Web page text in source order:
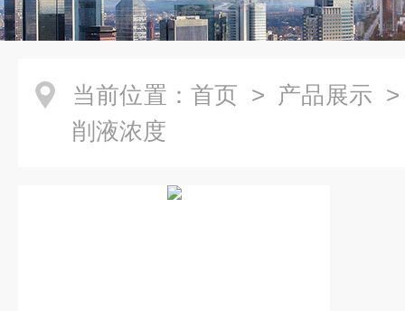
当前位置： 首页 > 产品展示
削液浓度